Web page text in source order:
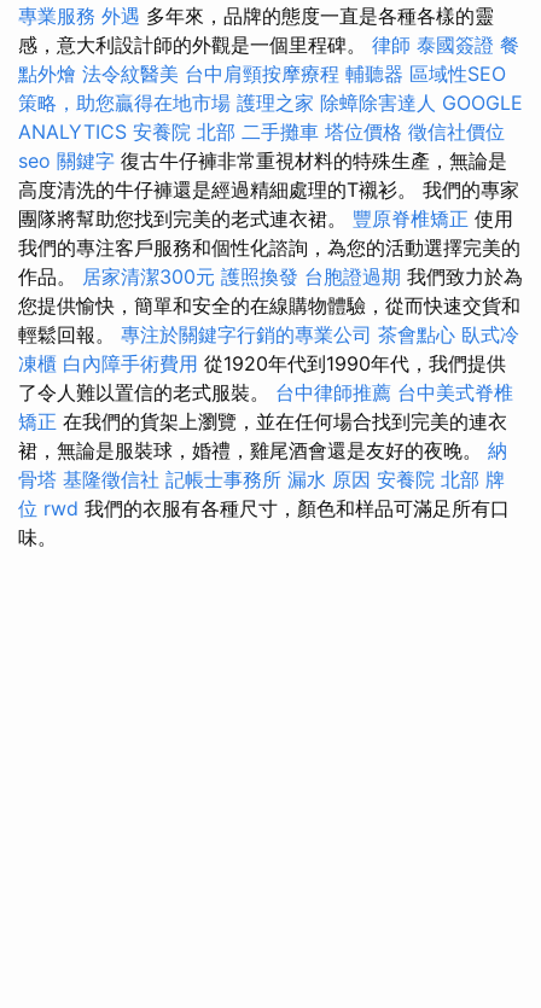
專業服務 外遇 多年來，品牌的態度一直是各種各樣的靈
感，意大利設計師的外觀是一個里程碑。 律師 泰國簽證 餐
點外燴 法令紋醫美 台中肩頸按摩療程 輔聽器 區域性SEO
策略，助您贏得在地市場 護理之家 除蟑除害達人 GOOGLE
ANALYTICS 安養院 北部 二手攤車 塔位價格 徵信社價位
seo 關鍵字 復古牛仔褲非常重視材料的特殊生產，無論是
高度清洗的牛仔褲還是經過精細處理的T襯衫。 我們的專家
團隊將幫助您找到完美的老式連衣裙。 豐原脊椎矯正 使用
我們的專注客戶服務和個性化諮詢，為您的活動選擇完美的
作品。 居家清潔300元 護照換發 台胞證過期 我們致力於為
您提供愉快，簡單和安全的在線購物體驗，從而快速交貨和
輕鬆回報。 專注於關鍵字行銷的專業公司 茶會點心 臥式冷
凍櫃 白內障手術費用 從1920年代到1990年代，我們提供
了令人難以置信的老式服裝。 台中律師推薦 台中美式脊椎
矯正 在我們的貨架上瀏覽，並在任何場合找到完美的連衣
裙，無論是服裝球，婚禮，雞尾酒會還是友好的夜晚。 納
骨塔 基隆徵信社 記帳士事務所 漏水 原因 安養院 北部 牌
位 rwd 我們的衣服有各種尺寸，顏色和样品可滿足所有口
味。